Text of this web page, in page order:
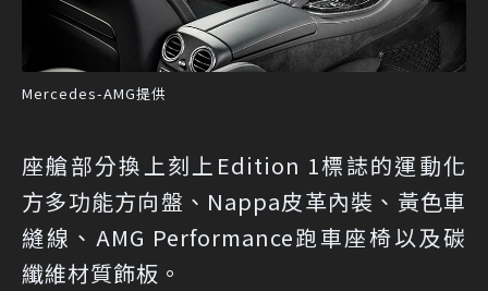
Mercedes-AMG提供
座艙部分換上刻上Edition 1標誌的運動化
方多功能方向盤、Nappa皮革內裝、黃色車
縫線、AMG Performance跑車座椅以及碳
纖維材質飾板。